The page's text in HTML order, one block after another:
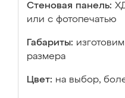
Стеновая панель:
или с фотопечатью
Габариты:
размера
Цвет: на выбор,